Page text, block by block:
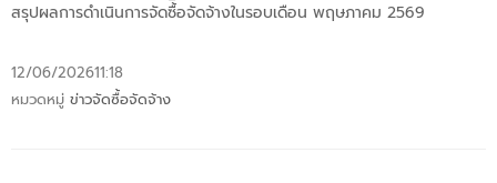
สรุปผลการดำเนินการจัดซื้ิอจัดจ้างในรอบเดือน พฤษภาคม 2569
12/06/202611:18
หมวดหมู่ ข่าวจัดซื้อจัดจ้าง